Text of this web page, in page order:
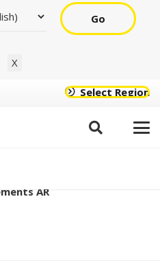
Go
X
Select Region
AR